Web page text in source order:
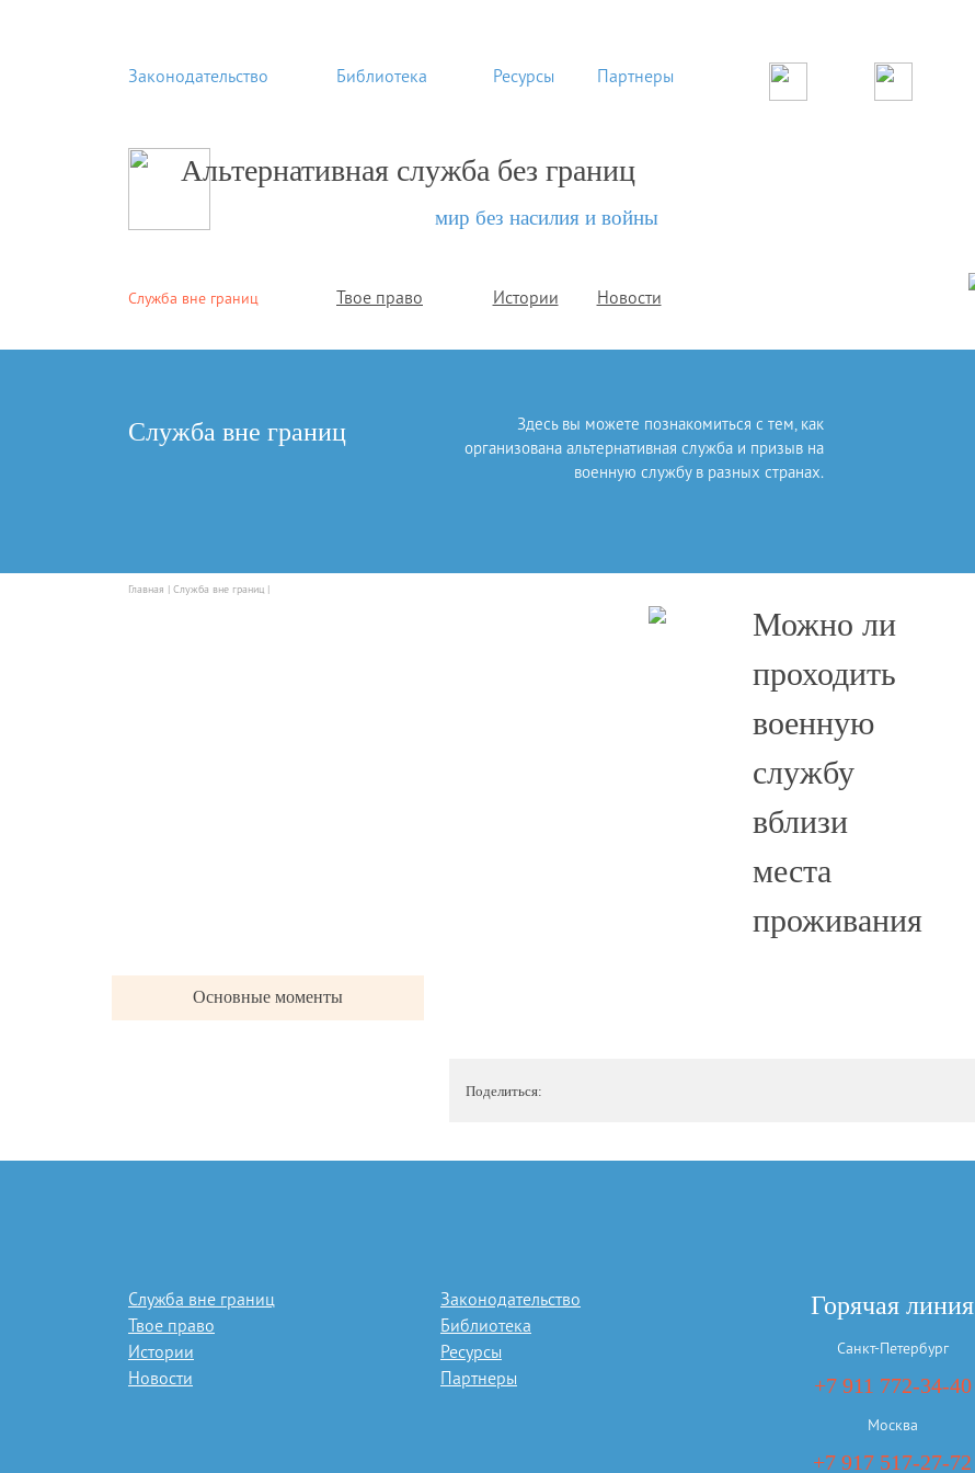
Законодательство Библиотека Ресурсы Партнеры
Альтернативная служба без границ
мир без насилия и войны
Служба вне границ Твое право Истории Новости
Служба вне границ
Здесь вы можете познакомиться с тем, как
организована альтернативная служба и призыв на
военную службу в разных странах.
Главная | Служба вне границ |
Можно ли
проходить
военную
службу
вблизи
места
проживания
Основные моменты
Поделиться:
Служба вне границ
Твое право
Истории
Новости
Законодательство
Библиотека
Ресурсы
Партнеры
Горячая линия
Санкт-Петербург
+7 911 772-34-40
Москва
+7 917 517-27-72